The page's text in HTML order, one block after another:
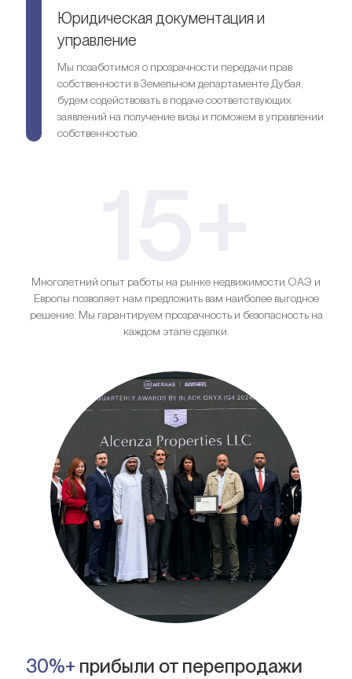
Юридическая документация и
управление
Мы позаботимся о прозрачности передачи прав
собственности в Земельном департаменте Дубая,
будем содействовать в подаче соответствующих
заявлений на получение визы и поможем в управлении
собственностью.
Многолетний опыт работы на рынке недвижимости ОАЭ и
Европы позволяет нам предложить вам наиболее выгодное
решение. Мы гарантируем прозрачность и безопасность на
каждом этапе сделки.
30%+ прибыли от перепродажи